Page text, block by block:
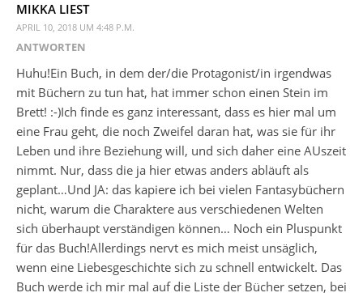
MIKKA LIEST
APRIL 10, 2018 UM 4:48 P.M.
ANTWORTEN
Huhu!Ein Buch, in dem der/die Protagonist/in irgendwas
mit Büchern zu tun hat, hat immer schon einen Stein im
Brett! :-)Ich finde es ganz interessant, dass es hier mal um
eine Frau geht, die noch Zweifel daran hat, was sie für ihr
Leben und ihre Beziehung will, und sich daher eine AUszeit
nimmt. Nur, dass die ja hier etwas anders abläuft als
geplant…Und JA: das kapiere ich bei vielen Fantasybüchern
nicht, warum die Charaktere aus verschiedenen Welten
sich überhaupt verständigen können… Noch ein Pluspunkt
für das Buch!Allerdings nervt es mich meist unsäglich,
wenn eine Liebesgeschichte sich zu schnell entwickelt. Das
Buch werde ich mir mal auf die Liste der Bücher setzen, bei